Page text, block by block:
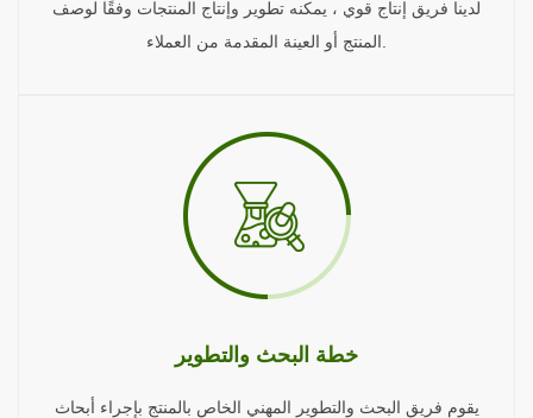
لدينا فريق إنتاج قوي ، يمكنه تطوير وإنتاج المنتجات وفقًا لوصف
خطة البحث والتطوير
يقوم فريق البحث والتطوير المهني الخاص بالمنتج بإجراء أبحاث